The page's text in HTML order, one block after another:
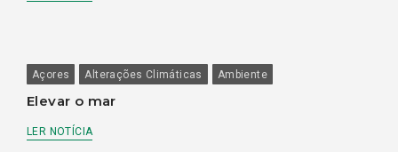
Açores Alterações Climáticas Ambiente
Elevar o mar
LER NOTÍCIA